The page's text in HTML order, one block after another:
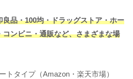
品・100均・ドラッグストア・ホー
ンビニ・通販など、さまざまな場
トタイプ（Amazon・楽天市場）